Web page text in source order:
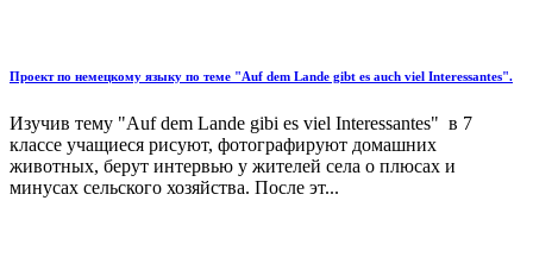
Проект по немецкому языку по теме "Auf dem Lande gibt es auch viel Interessantes".
Изучив тему "Auf dem Lande gibi es viel Interessantes" в 7
классе учащиеся рисуют, фотографируют домашних
животных, берут интервью у жителей села о плюсах и
минусах сельского хозяйства. После эт...